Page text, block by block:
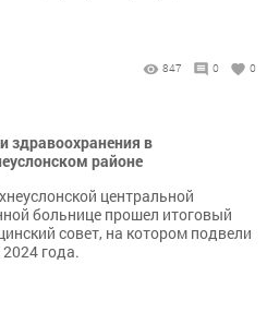
847 0 0
здравоохранения в
районе
центральной
больнице прошел итоговый
совет, на котором подвели
2024 года.